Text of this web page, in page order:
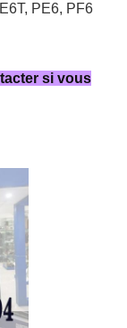
PE6, PF6
si vous